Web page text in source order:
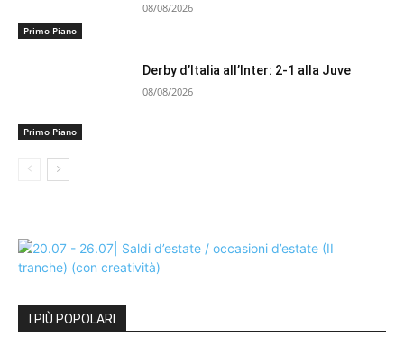
Primo Piano
08/08/2026
Primo Piano
Derby d’Italia all’Inter: 2-1 alla Juve
08/08/2026
I PIÙ POPOLARI